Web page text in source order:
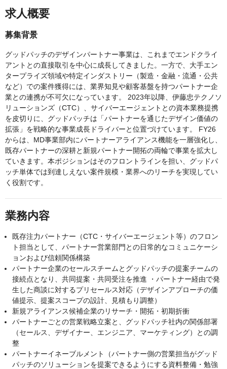
求人概要
募集背景
グッドパッチのデザインパートナー事業は、これまでエンドクライ
アントとの直接取引を中心に成長してきました。一方で、大手エン
タープライズ領域や特定インダストリー（製造・金融・流通・公共
など）での案件獲得には、業界知見や顧客基盤を持つパートナー企
業との連携が不可欠になっています。 2023年以降、伊藤忠テクノソ
リューションズ（CTC）、サイバーエージェントとの資本業務提携
を皮切りに、グッドパッチは「パートナーを通じたデザイン価値の
拡張」を戦略的な事業成長ドライバーと位置づけています。 FY26
からは、MD事業部内にパートナーアライアンス機能を一層強化し、
既存パートナーの深耕と新規パートナー開拓の両輪で事業を拡大し
ていきます。本ポジションはそのフロントラインを担い、グッドパ
ッチ単体では到達しえない案件規模・業界へのリーチを実現してい
く役割です。
業務内容
既存注力パートナー（CTC・サイバーエージェント等）のフロン
ト担当として、パートナー営業部門との日常的なコミュニケーシ
ョンおよび信頼関係構築
パートナー企業のセールスチームとグッドパッチの提案チームの
接続点となり、共同提案・共同受注を推進 ・パートナー経由で発
生した商談に対するプリセールス対応（デザインアプローチの価
値提示、提案スコープの設計、見積もり調整）
新規アライアンス候補企業のリサーチ・開拓・初期折衝
パートナーごとの営業戦略立案と、グッドパッチ社内の関係部署
（セールス、デザイナー、エンジニア、マーケティング）との調
整
パートナーイネーブルメント（パートナー側の営業担当がグッド
パッチのソリューションを提案できるようにする資料整備・勉強